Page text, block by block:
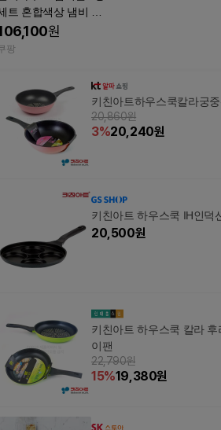
합색상 냄비 18
+ 20cm + 프라이팬
원
팡
키친아트하우스쿡칼라궁
20,860원
3%20,240원
키친아트 하우스쿡 IH인덕
20,500원
키친아트 하우스쿡 칼라
이팬
22,790원
15%19,380원